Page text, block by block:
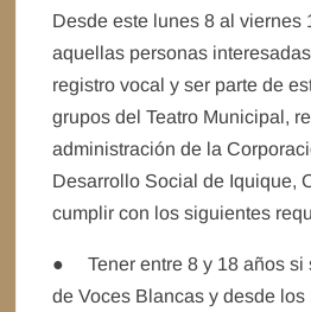
Desde este lunes 8 al viernes
aquellas personas
registro vocal y ser parte de
grupos del Teatro Municipal,
administración de la
Desarrollo Social de Iquique,
cumplir con los siguientes
● Tener entre 8 y 18 años si
de Voces Blancas y desde los